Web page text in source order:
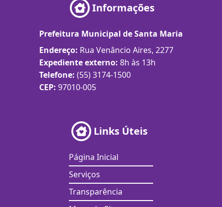
Informações
Prefeitura Municipal de Santa Maria
Endereço: Rua Venâncio Aires, 2277
Expediente externo: 8h às 13h
Telefone: (55) 3174-1500
CEP: 97010-005
Links Úteis
Página Inicial
Serviços
Transparência